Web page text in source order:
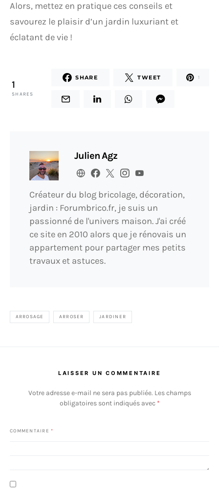
Alors, mettez en pratique ces conseils et
savourez le plaisir d’un jardin luxuriant et
éclatant de vie !
1
SHARES
SHARE TWEET 1
Julien Agz
Créateur du blog bricolage, décoration,
jardin : Forumbrico.fr, je suis un
passionné de l'univers maison. J'ai créé
ce site en 2010 alors que je rénovais un
appartement pour partager mes petits
travaux et astuces.
ARROSAGE ARROSER JARDINER
LAISSER UN COMMENTAIRE
Votre adresse e-mail ne sera pas publiée. Les champs
obligatoires sont indiqués avec *
COMMENTAIRE *